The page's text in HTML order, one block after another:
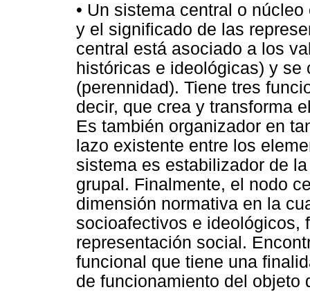
• Un sistema central o
y el significado de las
central está asociado a los
históricas e ideológicas) y
(perennidad). Tiene tres
decir, que crea y transforma
Es también organizador en
lazo existente entre los
sistema es estabilizador de
grupal. Finalmente, el nodo
dimensión normativa en la
socioafectivos e ideológicos,
representación social.
funcional que tiene una
de funcionamiento del objeto